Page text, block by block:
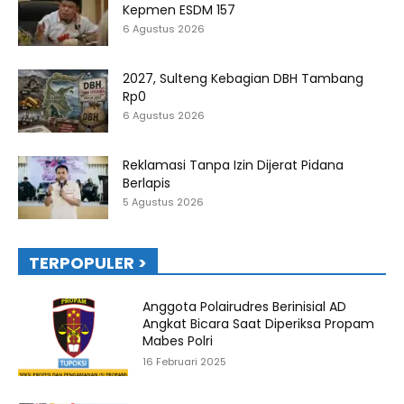
Kepmen ESDM 157
6 Agustus 2026
2027, Sulteng Kebagian DBH Tambang
Rp0
6 Agustus 2026
Reklamasi Tanpa Izin Dijerat Pidana
Berlapis
5 Agustus 2026
TERPOPULER >
Anggota Polairudres Berinisial AD
Angkat Bicara Saat Diperiksa Propam
Mabes Polri
16 Februari 2025